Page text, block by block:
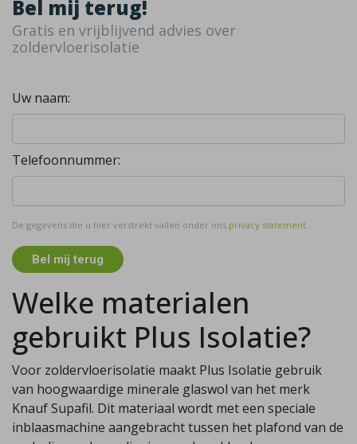
Bel mij terug!
Gratis en vrijblijvend advies over
zoldervloerisolatie
Uw naam:
Telefoonnummer:
De gegevens die u hier verstrekt vallen onder ons privacy statement.
Bel mij terug
Welke materialen
gebruikt Plus Isolatie?
Voor zoldervloerisolatie maakt Plus Isolatie gebruik
van hoogwaardige minerale glaswol van het merk
Knauf Supafil. Dit materiaal wordt met een speciale
inblaasmachine aangebracht tussen het plafond van de